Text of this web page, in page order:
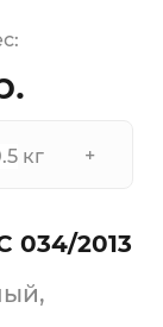
кг +
034/2013